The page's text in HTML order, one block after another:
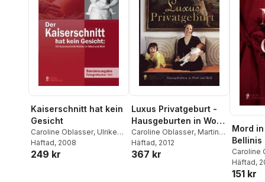
Kaiserschnitt hat kein
Gesicht
Caroline Oblasser, Ulrike
Ebner,Gudrun Wesp
Häftad, 2008
249 kr
Luxus Privatgeburt -
Hausgeburten in Wort
und Bild
Caroline Oblasser, Martina
Eirich
Häftad, 2012
367 kr
Mord
Bellinis
Caroline
Häftad,
151 kr